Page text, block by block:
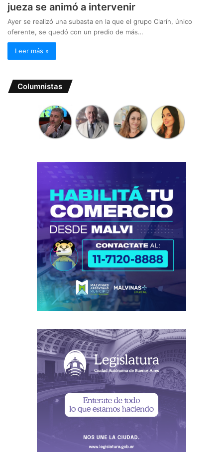
jueza se animó a intervenir
Ayer se realizó una subasta en la que el grupo Clarín, único
oferente, se quedó con un predio de más…
Leer más »
Columnistas